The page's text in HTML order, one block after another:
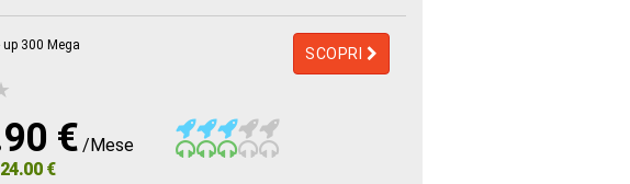
up 300 Mega SCOPRI
€ /Mese
€